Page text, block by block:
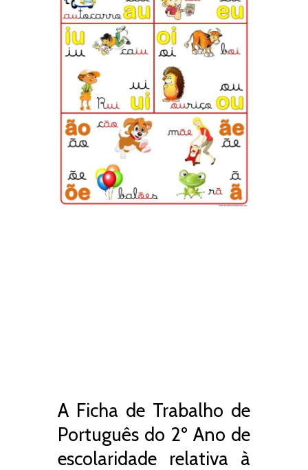
A Ficha de Trabalho de
Português do 2º Ano de
escolaridade relativa à